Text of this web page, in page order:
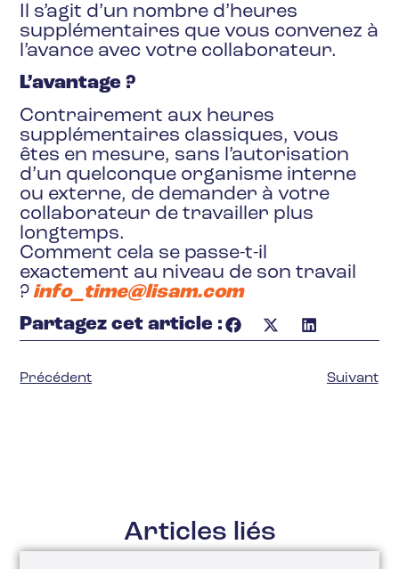
Il s’agit d’un nombre d’heures
supplémentaires que vous convenez à
l’avance avec votre collaborateur.
L’avantage ?
Contrairement aux heures
supplémentaires classiques, vous
êtes en mesure, sans l’autorisation
d’un quelconque organisme interne
ou externe, de demander à votre
collaborateur de travailler plus
longtemps.
Comment cela se passe-t-il
exactement au niveau de son travail
?info_time@lisam.com
Partagez cet article :
Précédent Suivant
Articles liés